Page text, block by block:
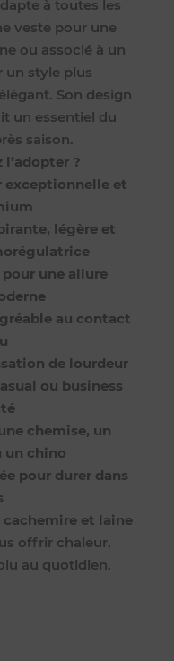
à toutes les
veste pour une
ou associé à un
un style plus
Son design
un essentiel du
saison.
?
exceptionnelle et
légère et
une allure
au contact
de lourdeur
ou business
chemise, un
un chino
pour durer dans
cachemire et laine
offrir chaleur,
au quotidien.